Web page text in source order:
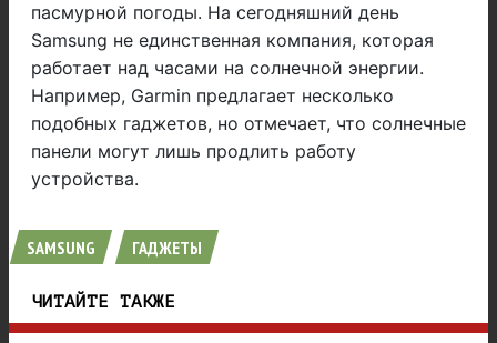
пасмурной погоды. На сегодняшний день
Samsung не единственная компания, которая
работает над часами на солнечной энергии.
Например, Garmin предлагает несколько
подобных гаджетов, но отмечает, что солнечные
панели могут лишь продлить работу
устройства.
SAMSUNG ГАДЖЕТЫ
ЧИТАЙТЕ ТАКЖЕ